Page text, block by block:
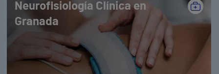
Neurofisiología Clínica en
Granada